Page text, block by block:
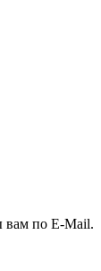
вам по E-Mail.